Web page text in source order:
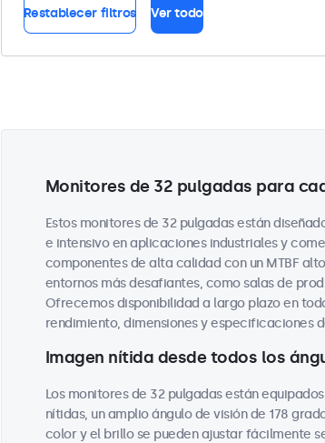
Restablecer filtros Ver todo
Monitores de 32 pulgadas para
Estos monitores de 32 pulgadas están
e intensivo en aplicaciones industriales y
componentes de alta calidad con un MTBF
entornos más desafiantes, como salas de
Ofrecemos disponibilidad a largo plazo en
rendimiento, dimensiones y especificaciones
Imagen nítida desde todos los
Los monitores de 32 pulgadas están
nítidas, un amplio ángulo de visión de 178
color y el brillo se pueden ajustar fácilmente